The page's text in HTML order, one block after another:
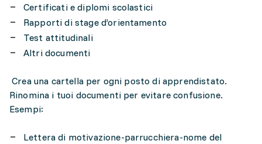
Certificati e diplomi scolastici
Rapporti di stage d’orientamento
Test attitudinali
Altri documenti
Crea una cartella per ogni posto di apprendistato.
Rinomina i tuoi documenti per evitare confusione.
Esempi:
Lettera di motivazione-parrucchiera-nome del